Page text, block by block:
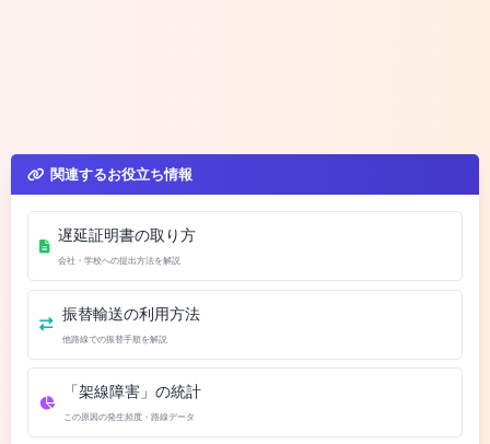
関連するお役立ち情報
遅延証明書の取り方
会社・学校への提出方法を解説
振替輸送の利用方法
他路線での振替手順を解説
「架線障害」の統計
この原因の発生頻度・路線データ